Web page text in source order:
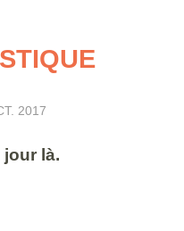
2017
jour là.